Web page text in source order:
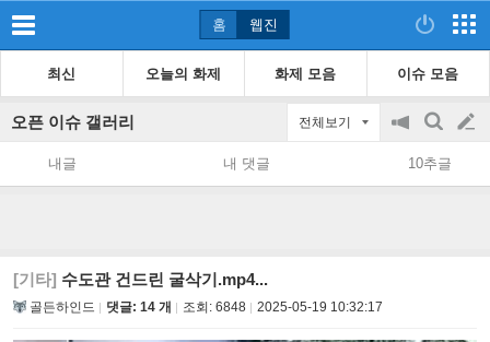
홈 웹진
최신 오늘의 화제 화제 모음 이슈 모음
오픈 이슈 갤러리 전체보기
공
지
on/off
검
색
글
쓰
내글 내 댓글 10추글
[기타] 수도관 건드린 굴삭기.mp4...
골든하인드 댓글: 14 개 조회: 6848 2025-05-19 10:32:17